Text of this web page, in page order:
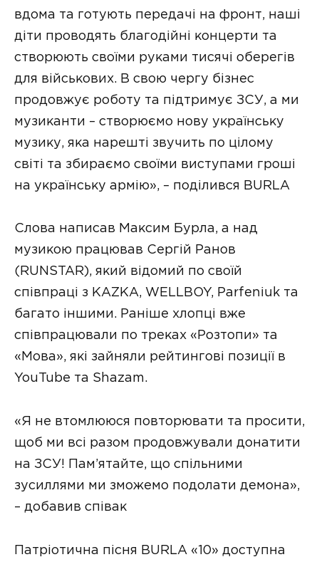
вдома та готують передачі на фронт, наші
діти проводять благодійні концерти та
створюють своїми руками тисячі оберегів
для військових. В свою чергу бізнес
продовжує роботу та підтримує ЗСУ, а ми
музиканти – створюємо нову українську
музику, яка нарешті звучить по цілому
світі та збираємо своїми виступами гроші
на українську армію», – поділився BURLA
Слова написав Максим Бурла, а над
музикою працював Сергій Ранов
(RUNSTAR), який відомий по своїй
співпраці з KAZKA, WELLBOY, Parfeniuk та
багато іншими. Раніше хлопці вже
співпрацювали по треках «Розтопи» та
«Мова», які зайняли рейтингові позиції в
YouTube та Shazam.
«Я не втомлююся повторювати та просити,
щоб ми всі разом продовжували донатити
на ЗСУ! Пам’ятайте, що спільними
зусиллями ми зможемо подолати демона»,
– добавив співак
Патріотична пісня BURLA «10» доступна